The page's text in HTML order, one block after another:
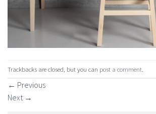
Trackbacks are closed, but you can post a comment
← Previous
Next →